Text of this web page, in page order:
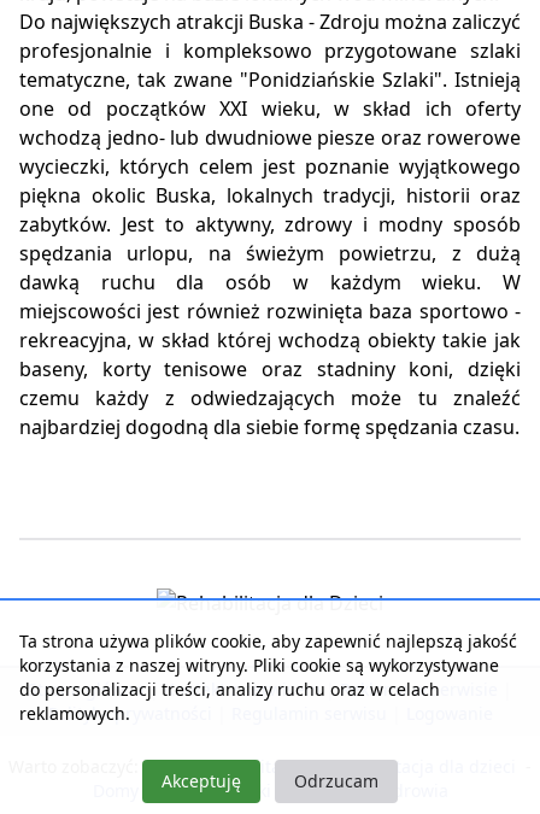
Do największych atrakcji Buska - Zdroju można zaliczyć
profesjonalnie i kompleksowo przygotowane szlaki
tematyczne, tak zwane "Ponidziańskie Szlaki". Istnieją
one od początków XXI wieku, w skład ich oferty
wchodzą jedno- lub dwudniowe piesze oraz rowerowe
wycieczki, których celem jest poznanie wyjątkowego
piękna okolic Buska, lokalnych tradycji, historii oraz
zabytków. Jest to aktywny, zdrowy i modny sposób
spędzania urlopu, na świeżym powietrzu, z dużą
dawką ruchu dla osób w każdym wieku. W
miejscowości jest również rozwinięta baza sportowo -
rekreacyjna, w skład której wchodzą obiekty takie jak
baseny, korty tenisowe oraz stadniny koni, dzięki
czemu każdy z odwiedzających może tu znaleźć
najbardziej dogodną dla siebie formę spędzania czasu.
Strona główna | Kontakt z serwisem | Reklama w serwisie
Polityka prywatności
Warto zobaczyć: Nasza rehabilitacja - Rehabilitacja dla dzieci
Domy Seniora i Opieki
Pobyty dla zdrowia
Ta strona używa plików cookie, aby zapewnić najlepszą jakość
korzystania z naszej witryny. Pliki cookie są wykorzystywane
do personalizacji treści, analizy ruchu oraz w celach
reklamowych.
Akceptuję Odrzucam